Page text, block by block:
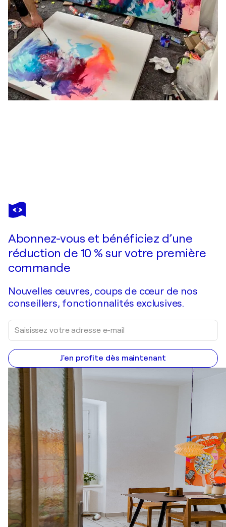
SEBASTIAN MERK
Mystisch
Abonnez-vous et bénéficiez d’une
réduction de 10 % sur votre première
commande
Nouvelles œuvres, coups de cœur de nos
conseillers, fonctionnalités exclusives.
J'en profite dès maintenant